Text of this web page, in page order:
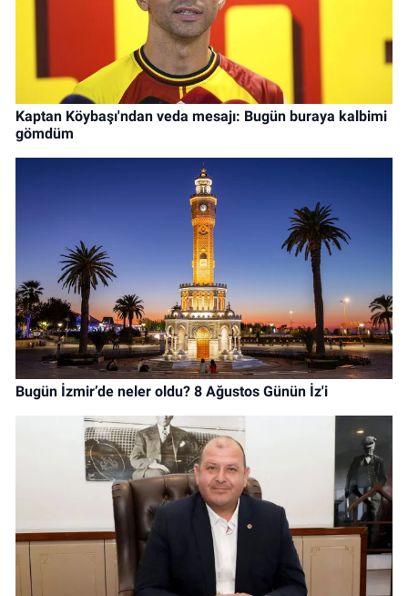
Kaptan Köybaşı'ndan veda mesajı: Bugün buraya kalbimi
gömdüm
Bugün İzmir’de neler oldu? 8 Ağustos Günün İz'i